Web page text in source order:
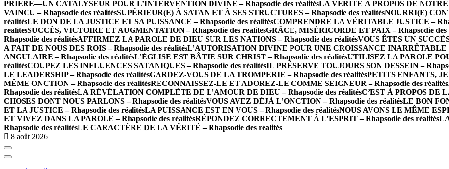
PRIÈRE—UN CATALYSEUR POUR L’INTERVENTION DIVINE – Rhapsodie des réalitésLA VÉRITÉ À PROPOS DE NOTRE
VAINCU – Rhapsodie des réalitésSUPÉRIEUR(E) À SATAN ET À SES STRUCTURES – Rhapsodie des réalitésNOURRI(E)
réalitésLE DON DE LA JUSTICE ET SA PUISSANCE – Rhapsodie des réalitésCOMPRENDRE LA VÉRITABLE JUSTICE –
réalitésSUCCÈS, VICTOIRE ET AUGMENTATION – Rhapsodie des réalitésGRÂCE, MISÉRICORDE ET PAIX – Rhapsodie des
Rhapsodie des réalitésAFFIRMEZ LA PAROLE DE DIEU SUR LES NATIONS – Rhapsodie des réalitésVOUS ÊTES UN
A FAIT DE NOUS DES ROIS – Rhapsodie des réalitésL’AUTORISATION DIVINE POUR UNE CROISSANCE INARRÊTABLE –
ANGULAIRE – Rhapsodie des réalitésL’ÉGLISE EST BÂTIE SUR CHRIST – Rhapsodie des réalitésUTILISEZ LA PAROLE
réalitésCOUPEZ LES INFLUENCES SATANIQUES – Rhapsodie des réalitésIL PRÉSERVE TOUJOURS SON DESSEIN –
LE LEADERSHIP – Rhapsodie des réalitésGARDEZ-VOUS DE LA TROMPERIE – Rhapsodie des réalitésPETITS ENFANTS,
MÊME ONCTION – Rhapsodie des réalitésRECONNAISSEZ-LE ET ADOREZ-LE COMME SEIGNEUR – Rhapsodie des réalités
Rhapsodie des réalitésLA RÉVÉLATION COMPLÈTE DE L’AMOUR DE DIEU – Rhapsodie des réalitésC’EST À PROPOS DE
CHOSES DONT NOUS PARLONS – Rhapsodie des réalitésVOUS AVEZ DÉJÀ L’ONCTION – Rhapsodie des réalitésLE BON
ET LA JUSTICE – Rhapsodie des réalitésLA PUISSANCE EST EN VOUS – Rhapsodie des réalitésNOUS AVONS LE MÊME
ET VIVEZ DANS LA PAROLE – Rhapsodie des réalitésRÉPONDEZ CORRECTEMENT À L’ESPRIT – Rhapsodie des réalités
Rhapsodie des réalitésLE CARACTÈRE DE LA VÉRITÉ – Rhapsodie des réalités
8 août 2026